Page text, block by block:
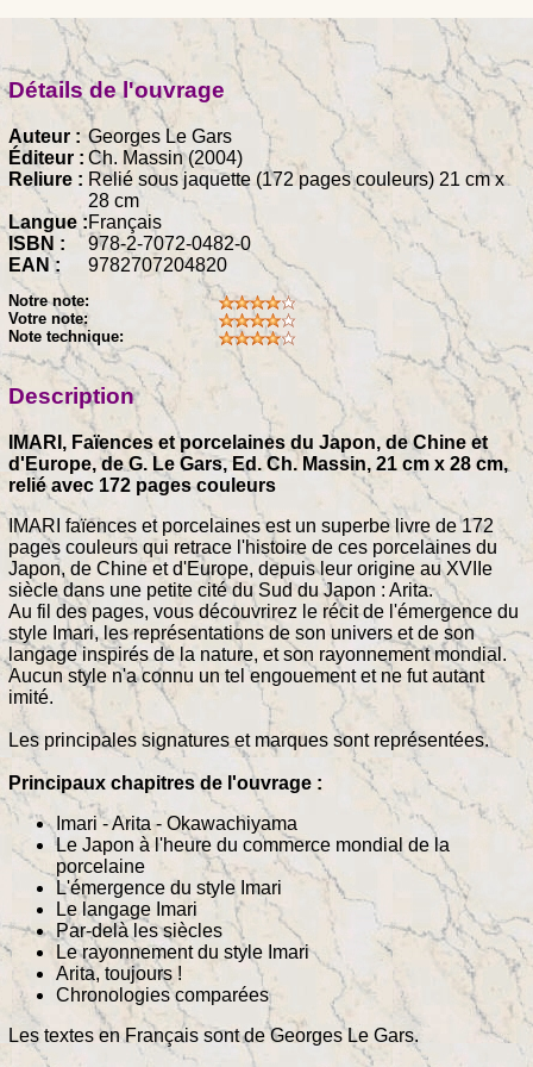
Détails de l'ouvrage
Auteur : Georges Le Gars
Éditeur : Ch. Massin (2004)
Reliure : Relié sous jaquette (172 pages couleurs) 21 cm x
28 cm
Langue :Français
ISBN :
978-2-7072-0482-0
EAN :
9782707204820
Notre note:
Votre note:
Note technique:
Description
IMARI, Faïences et porcelaines du Japon, de Chine et
d'Europe, de G. Le Gars, Ed. Ch. Massin, 21 cm x 28 cm,
relié avec 172 pages couleurs
IMARI faïences et porcelaines est un superbe livre de 172
pages couleurs qui retrace l'histoire de ces porcelaines du
Japon, de Chine et d'Europe, depuis leur origine au XVIIe
siècle dans une petite cité du Sud du Japon : Arita.
Au fil des pages, vous découvrirez le récit de l'émergence du
style Imari, les représentations de son univers et de son
langage inspirés de la nature, et son rayonnement mondial.
Aucun style n'a connu un tel engouement et ne fut autant
imité.
Les principales signatures et marques sont représentées.
Principaux chapitres de l'ouvrage :
Imari - Arita - Okawachiyama
Le Japon à l'heure du commerce mondial de la
porcelaine
L'émergence du style Imari
Le langage Imari
Par-delà les siècles
Le rayonnement du style Imari
Arita, toujours !
Chronologies comparées
Les textes en Français sont de Georges Le Gars.